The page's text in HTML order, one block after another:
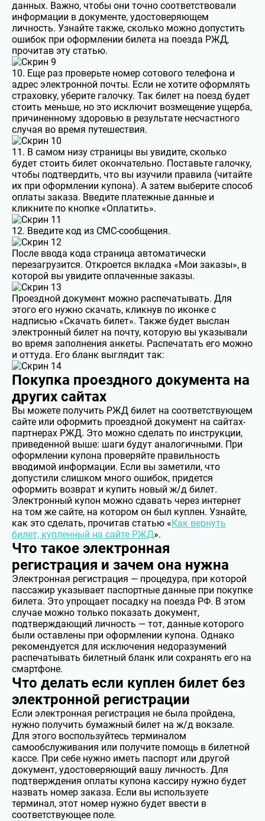
данных. Важно, чтобы они точно соответствовали
информации в документе, удостоверяющем
личность. Узнайте также, сколько можно допустить
ошибок при оформлении билета на поезда РЖД,
прочитав эту статью.
10. Еще раз проверьте номер сотового телефона и
адрес электронной почты. Если не хотите оформлять
страховку, уберите галочку. Так билет на поезд будет
стоить меньше, но это исключит возмещение ущерба,
причиненному здоровью в результате несчастного
случая во время путешествия.
11. В самом низу страницы вы увидите, сколько
будет стоить билет окончательно. Поставьте галочку,
чтобы подтвердить, что вы изучили правила (читайте
их при оформлении купона). А затем выберите способ
оплаты заказа. Введите платежные данные и
кликните по кнопке «Оплатить».
12. Введите код из СМС-сообщения.
После ввода кода страница автоматически
перезагрузится. Откроется вкладка «Мои заказы», в
которой вы увидите оплаченные заказы.
Проездной документ можно распечатывать. Для
этого его нужно скачать, кликнув по иконке с
надписью «Скачать билет». Также будет выслан
электронный билет на почту, которую вы указывали
во время заполнения анкеты. Распечатать его можно
и оттуда. Его бланк выглядит так:
Покупка проездного документа на
других сайтах
Вы можете получить РЖД билет на соответствующем
сайте или оформить проездной документ на сайтах-
партнерах РЖД. Это можно сделать по инструкции,
приведенной выше: шаги будут аналогичными. При
оформлении купона проверяйте правильность
вводимой информации. Если вы заметили, что
допустили слишком много ошибок, придется
оформить возврат и купить новый ж/д билет.
Электронный купон можно сдавать через интернет
на том же сайте, на котором он был куплен. Узнайте,
как это сделать, прочитав статью «Как вернуть
билет, купленный на сайте РЖД».
Что такое электронная
регистрация и зачем она нужна
Электронная регистрация — процедура, при которой
пассажир указывает паспортные данные при покупке
билета. Это упрощает посадку на поезда РФ. В этом
случае можно только показать документ,
подтверждающий личность — тот, данные которого
были оставлены при оформлении купона. Однако
рекомендуется для исключения недоразумений
распечатывать билетный бланк или сохранять его на
смартфоне.
Что делать если куплен билет без
электронной регистрации
Если электронная регистрация не была пройдена,
нужно получить бумажный билет на ж/д вокзале.
Для этого воспользуйтесь терминалом
самообслуживания или получите помощь в билетной
кассе. При себе нужно иметь паспорт или другой
документ, удостоверяющий вашу личность. Для
подтверждения оплаты купона кассиру нужно будет
назвать номер заказа. Если вы используете
терминал, этот номер нужно будет ввести в
соответствующее поле.